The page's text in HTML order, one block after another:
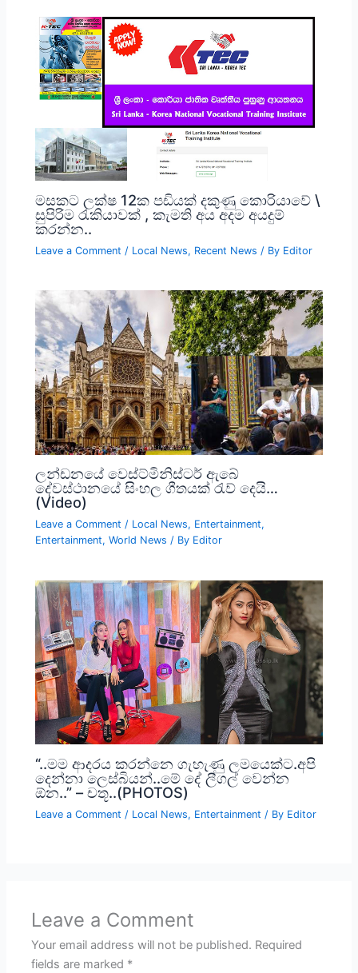
මසකට ලක්ෂ 12ක පඩියක් දකුණු කොරියාවේ \
සුපිරිම රැකියාවක් , කැමති අය අදම අයදුම්
කරන්න..
Leave a Comment / Local News, Recent News / By Editor
ලන්ඩනයේ වෙස්ට්මිනිස්ටර් ඇබේ
දේවස්ථානයේ සිංහල ගීතයක් රැව් දෙයි…
(Video)
Leave a Comment / Local News, Entertainment,
Entertainment,World News / By Editor
“..මම ආදරය කරන්නෙ ගැහැණු ලමයෙක්ට.අපි
දෙන්නා ලෙස්බියන්..මේ දේ ලීගල් වෙන්න
ඕන..” – චතූ..(PHOTOS)
Leave a Comment / Local News, Entertainment / By Editor
Leave a Comment
Your email address will not be published. Required
fields are marked *